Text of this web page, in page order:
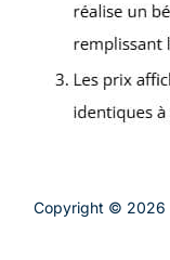
Copyright © 2026